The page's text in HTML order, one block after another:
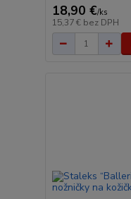
18,90 €/ks
15,37 € bez DPH